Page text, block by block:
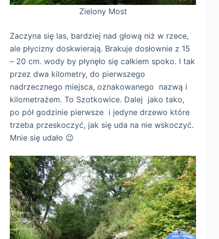
Zielony Most
Zaczyna się las, bardziej nad głową niż w rzece,
ale płycizny doskwierają. Brakuje dosłownie z 15
– 20 cm. wody by płynęło się całkiem spoko. I tak
przez dwa kilometry, do pierwszego
nadrzecznego miejsca, oznakowanego nazwą i
kilometrażem. To Szotkowice. Dalej jako tako,
po pół godzinie pierwsze i jedyne drzewo które
trzeba przeskoczyć, jak się uda na nie wskoczyć.
Mnie się udało 😉